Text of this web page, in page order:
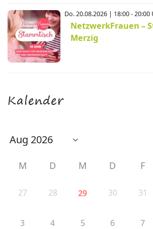
Do. 20.08.2026 | 18:00 - 20:00
NetzwerkFrauen –
Merzig
Kalender
M D M D F
27 28 29 30 31
3 4 5 6 7